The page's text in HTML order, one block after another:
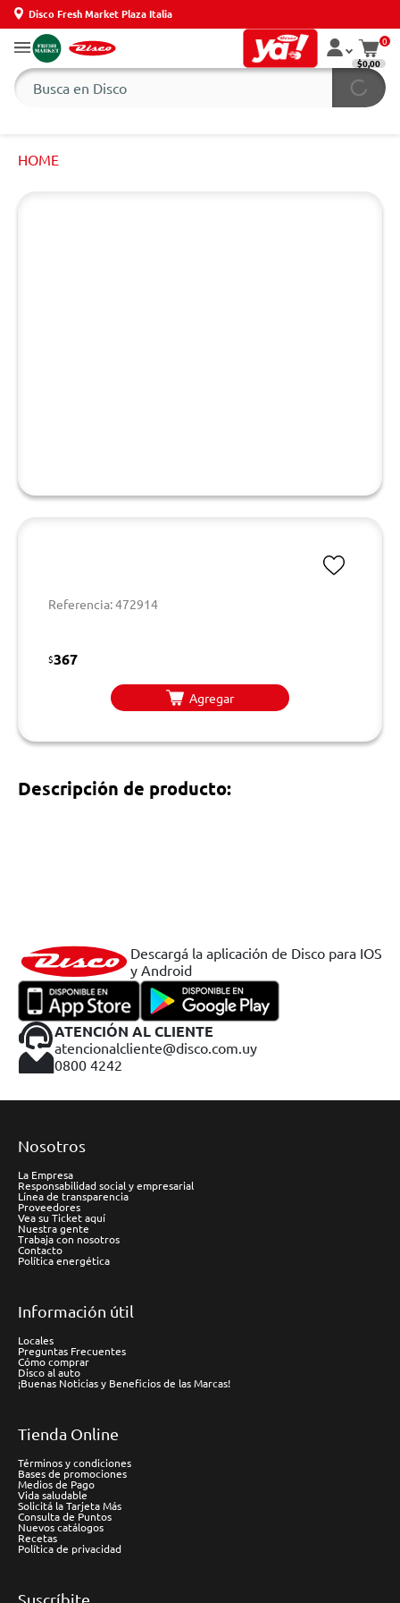
Disco Fresh Market Plaza Italia
0
$0,00
HOME
Referencia: 472914
$367
Agregar
Descripción de producto:
Descargá la aplicación de Disco para IOS
y Android
ATENCIÓN AL CLIENTE
atencionalcliente@disco.com.uy
0800 4242
Nosotros
La Empresa
Responsabilidad social y empresarial
Línea de transparencia
Proveedores
Vea su Ticket aquí
Nuestra gente
Trabaja con nosotros
Contacto
Política energética
Información útil
Locales
Preguntas Frecuentes
Cómo comprar
Disco al auto
¡Buenas Noticias y Beneficios de las Marcas!
Tienda Online
Términos y condiciones
Bases de promociones
Medios de Pago
Vida saludable
Solicitá la Tarjeta Más
Consulta de Puntos
Nuevos catálogos
Recetas
Política de privacidad
Suscríbite